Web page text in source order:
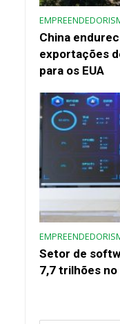
China
exportações
para os EUA
Setor de
7,7 trilhões